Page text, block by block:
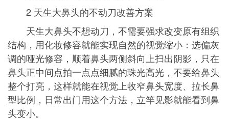
2 天生大鼻头的不动刀改善方案
天生大鼻头不想动刀，不需要强求改变原有组织
结构，用化妆修容就能实现自然的视觉缩小：选偏灰
调的哑光修容，顺着鼻头两侧斜向上扫出阴影，只在
鼻头正中间点拍一点点细腻的珠光高光，不要给鼻头
整个打亮，这样就能在视觉上收窄鼻头宽度、拉长鼻
型比例，日常出门用这个方法，立竿见影就能看到鼻
头变小。